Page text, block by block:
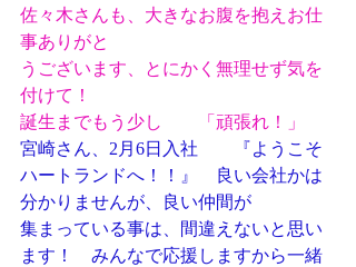
佐々木さんも、大きなお腹を抱えお仕
事ありがと
うございます、とにかく無理せず気を
付けて！
誕生までもう少し　　「頑張れ！」
宮崎さん、2月6日入社　　『ようこそ
ハートランドへ！！』　良い会社かは
分かりませんが、良い仲間が
集まっている事は、間違えないと思い
ます！　みんなで応援しますから一緒